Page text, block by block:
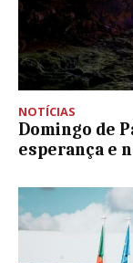
NOTÍCIAS
Domingo de
esperança e